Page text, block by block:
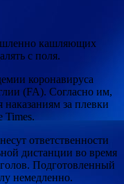
кашляющих
с поля.
коронавируса
(FA). Согласно им,
наказаниям за плевки
Times.
ответственности
дистанции во время
Подготовленный
немедленно.